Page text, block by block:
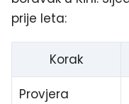
prije leta:
Korak
Provjera